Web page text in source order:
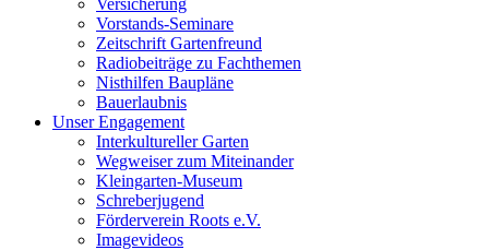
Versicherung
Vorstands-Seminare
Zeitschrift Gartenfreund
Radiobeiträge zu Fachthemen
Nisthilfen Baupläne
Bauerlaubnis
Unser Engagement
Interkultureller Garten
Wegweiser zum Miteinander
Kleingarten-Museum
Schreberjugend
Förderverein Roots e.V.
Imagevideos